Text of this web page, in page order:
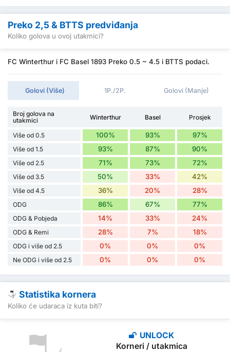
Preko 2,5 & BTTS predviđanja
Koliko golova u ovoj utakmici?
FC Winterthur i FC Basel 1893 Preko 0.5 ~ 4.5 i BTTS podaci.
Golovi (Više) 1P./2P. Golovi (Manje)
Broj golova na
utakmici
Winterthur Basel Prosjek
Više od 0.5 100% 93% 97%
Više od 1.5 93% 87% 90%
Više od 2.5 71% 73% 72%
Više od 3.5 50% 33% 42%
Više od 4.5 36% 20% 28%
ODG 86% 67% 77%
ODG & Pobjeda 14% 33% 24%
ODG & Remi 28% 7% 18%
ODG i više od 2.5 0% 0% 0%
Ne ODG i više od 2.5 0% 0% 0%
Statistika kornera
Koliko će udaraca iz kuta biti?
UNLOCK
Korneri / utakmica